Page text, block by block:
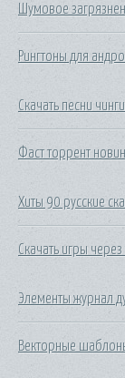
Шумовое
Рингтоны для
Скачать песни
Фаст торрент
Хиты 90 русские
Скачать игры
Элементы журнал
Векторные